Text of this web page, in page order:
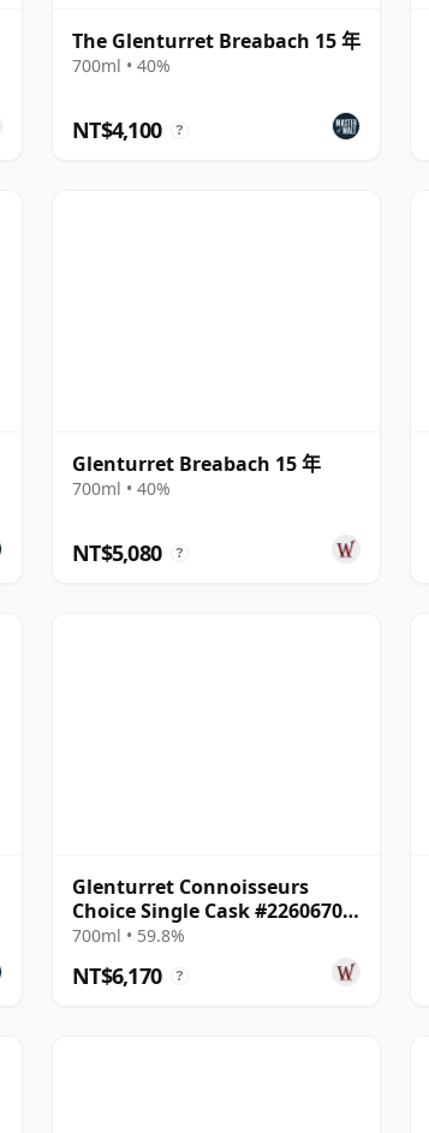
The Glenturret Breabach 15 年
700ml • 40%
NT$4,100 ?
Glenturret Breabach 15 年
700ml • 40%
NT$5,080 ?
Glenturret Connoisseurs
Choice Single Cask #22606703
2007 18 年
700ml • 59.8%
NT$6,170 ?